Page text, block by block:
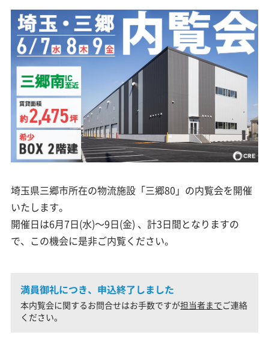
埼玉県三郷市所在の物流施設「三郷80」の内覧会を開催
いたします。
開催日は6月7日(水)～9日(金) 、計3日間となりますの
で、この機会に是非ご内覧ください。
満員御礼につき、申込終了しました
本内覧会に関するお問合せはお手数ですが担当者までご連絡
ください。